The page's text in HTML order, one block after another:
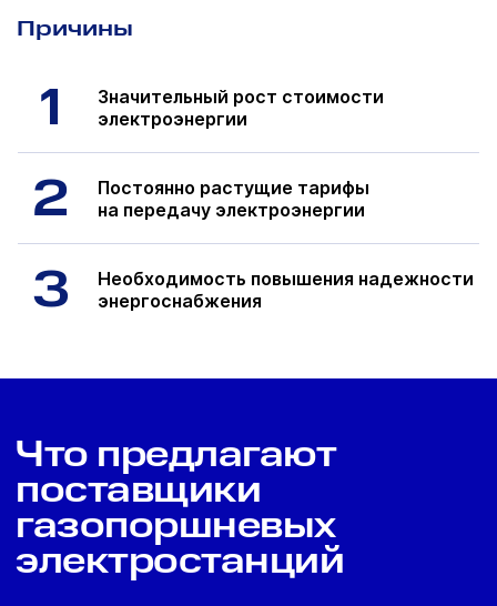
Причины
1 Значительный рост стоимости
электроэнергии
2 Постоянно растущие тарифы
на передачу электроэнергии
3 Необходимость повышения надежности
энергоснабжения
Что предлагают
поставщики
газопоршневых
электростанций